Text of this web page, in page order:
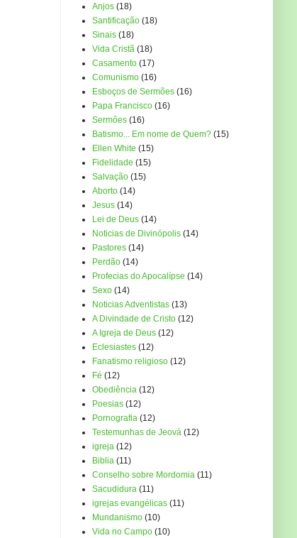
Anjos (18)
Santificação (18)
Sinais (18)
Vida Cristã (18)
Casamento (17)
Comunismo (16)
Esboços de Sermões (16)
Papa Francisco (16)
Sermôes (16)
Batismo... Em nome de Quem? (15)
Ellen White (15)
Fidelidade (15)
Salvação (15)
Aborto (14)
Jesus (14)
Lei de Deus (14)
Noticias de Divinópolis (14)
Pastores (14)
Perdão (14)
Profecias do Apocalípse (14)
Sexo (14)
Noticias Adventistas (13)
A Divindade de Cristo (12)
A Igreja de Deus (12)
Eclesiastes (12)
Fanatismo religioso (12)
Fé (12)
Obediência (12)
Poesias (12)
Pornografia (12)
Testemunhas de Jeová (12)
igreja (12)
Biblia (11)
Conselho sobre Mordomia (11)
Sacudidura (11)
igrejas evangélicas (11)
Mundanismo (10)
Vida no Campo (10)